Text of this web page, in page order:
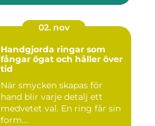
02. nov
Handgjorda ringar som
fångar ögat och håller över
tid
När smycken skapas för
hand blir varje detalj ett
medvetet val. En ring får sin
form...